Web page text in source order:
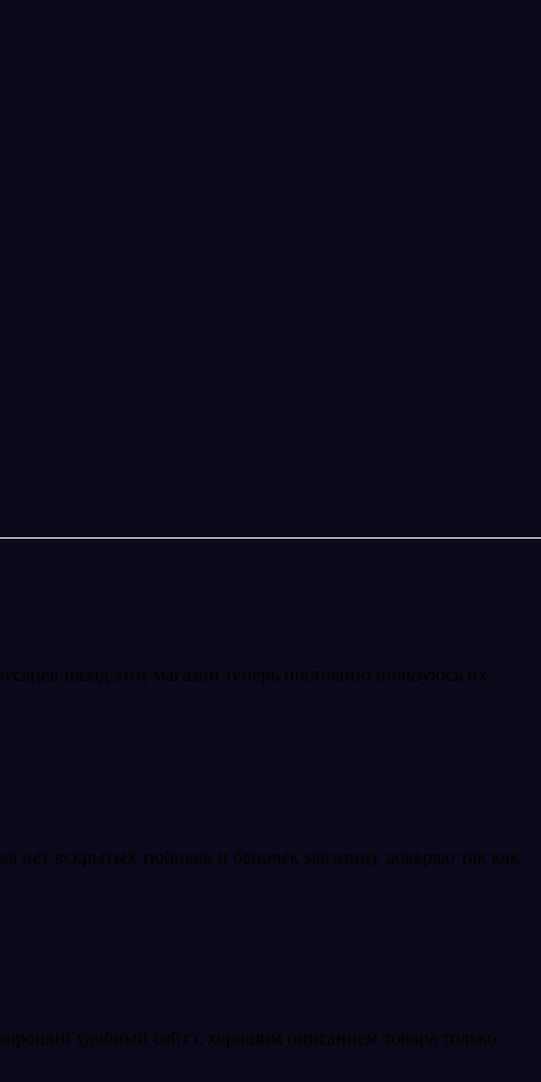
назад этот магазин теперь постоянно пользуюсь их
нет вскрытых тюбиков и баночек магазину доверяю так как
удобный сайт с хорошим описанием товара только